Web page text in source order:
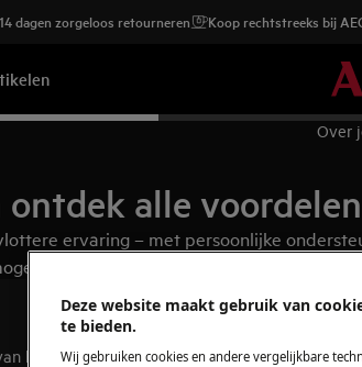
14 dagen zorgeloos retourneren Koop rechtstreeks bij
Over
alle voordelen
ervaring – met persoonlijke
om je garantie te verlengen.
het apparaat
Deze website maakt gebruik van
te bieden.
Wij gebruiken cookies en andere vergelijkbare